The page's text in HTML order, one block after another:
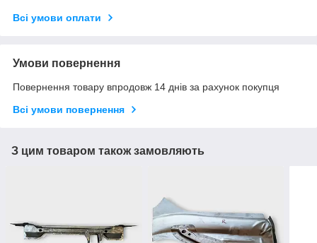
Всі умови оплати
Умови повернення
Повернення товару впродовж 14 днів за рахунок покупця
Всі умови повернення
З цим товаром також замовляють